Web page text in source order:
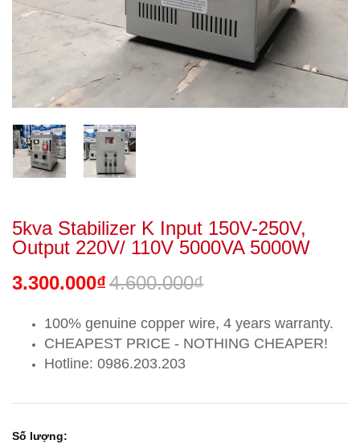
5kva Stabilizer K Input 150V-250V,
Output 220V/ 110V 5000VA 5000W
3.300.000₫4.600.000₫
100% genuine copper wire, 4 years warranty.
CHEAPEST PRICE - NOTHING CHEAPER!
Hotline: 0986.203.203
Số lượng: